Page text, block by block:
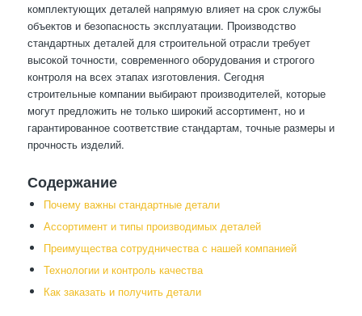
комплектующих деталей напрямую влияет на срок службы
объектов и безопасность эксплуатации. Производство
стандартных деталей для строительной отрасли требует
высокой точности, современного оборудования и строгого
контроля на всех этапах изготовления. Сегодня
строительные компании выбирают производителей, которые
могут предложить не только широкий ассортимент, но и
гарантированное соответствие стандартам, точные размеры и
прочность изделий.
Содержание
Почему важны стандартные детали
Ассортимент и типы производимых деталей
Преимущества сотрудничества с нашей компанией
Технологии и контроль качества
Как заказать и получить детали